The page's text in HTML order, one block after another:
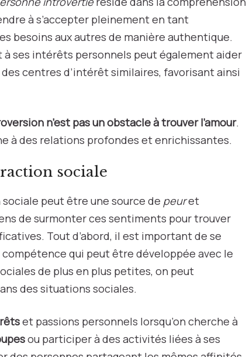
à s’accepter pleinement en tant
besoins aux autres de manière authentique.
ses intérêts personnels peut également aider
centres d’intérêt similaires, favorisant ainsi
n’est pas un obstacle à trouver l’amour.
à des relations profondes et enrichissantes.
sociale
peut être une source de peuret
de surmonter ces sentiments pour trouver
Tout d’abord, il est important de se
qui peut être développée avec le
de plus en plus petites, on peut
des situations sociales.
et passions personnels lorsqu’on cherche à
ou participer à des activités liées à ses